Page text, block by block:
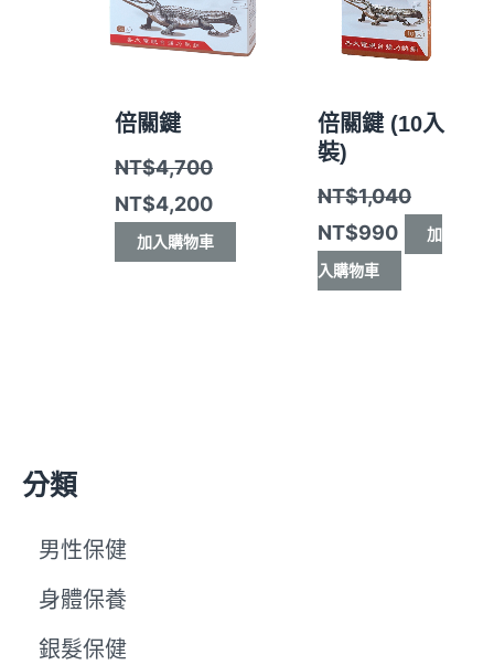
分類
男性保健
身體保養
銀髮保健
倍關鍵
NT$4,700
NT$4,700。
NT$4,200
NT$4,200。
加入購物車
倍關鍵 (10入
裝)
NT$1,040
NT$1,040。
NT$990
NT$990
加
入購物車